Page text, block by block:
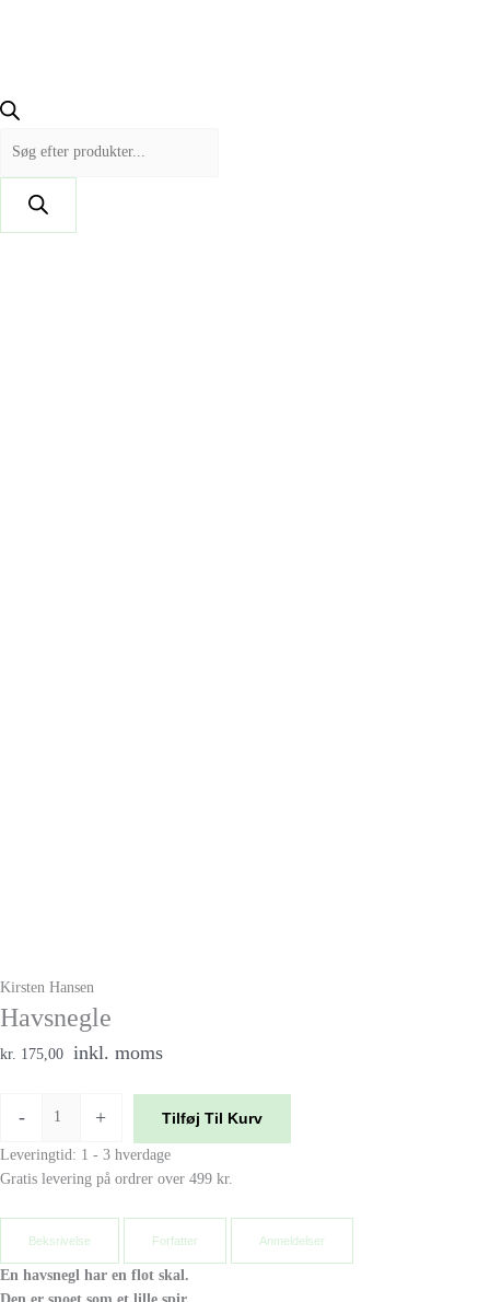
Kirsten Hansen
Havsnegle
kr. 175,00 inkl. moms
- + Tilføj Til Kurv
Leveringtid: 1 - 3 hverdage
Gratis levering på ordrer over 499 kr.
Beksrivelse Forfatter Anmeldelser
En havsnegl har en flot skal.